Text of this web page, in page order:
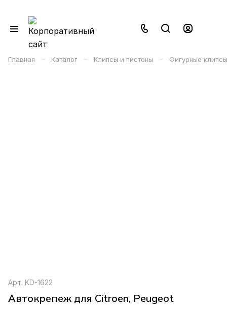
Главная – Каталог – Клипсы и пистоны – Фигурные
Арт. KD-1622
Автокрепеж для Citroen, Peugeot